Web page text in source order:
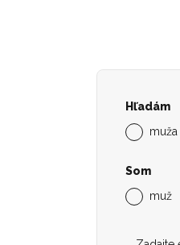
Hľadám
muža
Som
muž